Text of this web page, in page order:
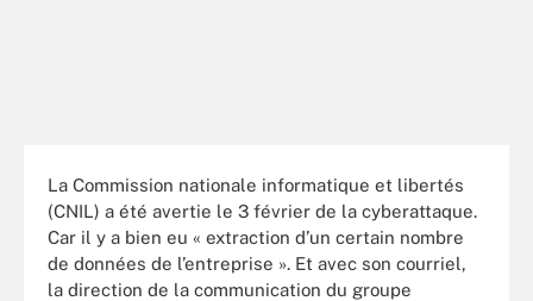
La Commission nationale informatique et libertés
(CNIL) a été avertie le 3 février de la cyberattaque.
Car il y a bien eu « extraction d’un certain nombre
de données de l’entreprise ». Et avec son courriel,
la direction de la communication du groupe